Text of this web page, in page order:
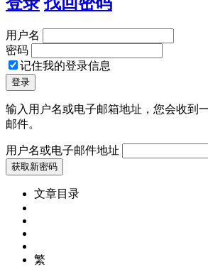
用户名
密码
记住我的登录信息
输入用户名或电子邮箱地址，您会收到
邮件。
用户名或电子邮件地址
文章目录
繁